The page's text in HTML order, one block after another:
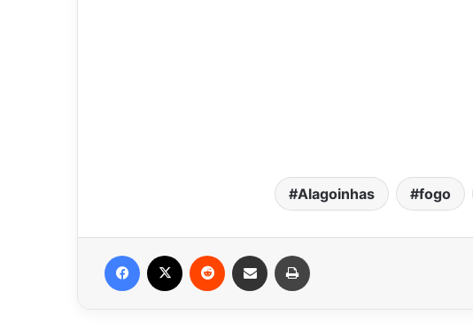
Alagoinhas fogo
Facebook Reddit Compartilhar via e-mail